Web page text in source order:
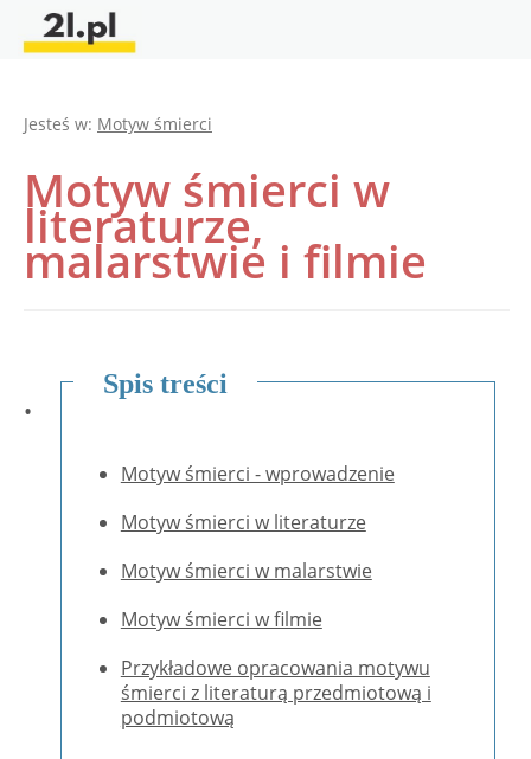
Jesteś w: Motyw śmierci
Motyw śmierci w
literaturze,
malarstwie i filmie
Spis treści
Motyw śmierci - wprowadzenie
Motyw śmierci w literaturze
Motyw śmierci w malarstwie
Motyw śmierci w filmie
Przykładowe opracowania motywu
śmierci z literaturą przedmiotową i
podmiotową
•